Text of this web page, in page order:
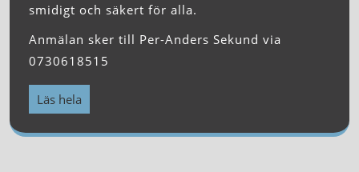
smidigt och säkert för alla.
Anmälan sker till Per-Anders Sekund via
0730618515
Läs hela